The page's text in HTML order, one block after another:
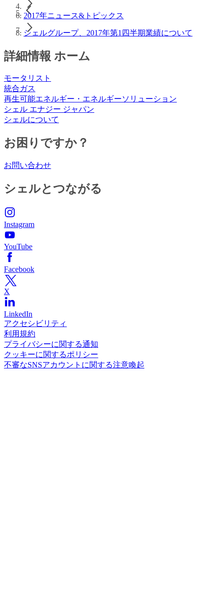
2017年ニュース&トピックス
シェルグループ、2017年第1四半期業績について
詳細情報 ホーム
モータリスト
統合ガス
再生可能エネルギー・エネルギーソリューション
シェル エナジー ジャパン
シェルについて
お困りですか？
お問い合わせ
シェルとつながる
Instagram
YouTube
Facebook
X
LinkedIn
アクセシビリティ
利用規約
プライバシーに関する通知
クッキーに関するポリシー
不審なSNSアカウントに関する注意喚起